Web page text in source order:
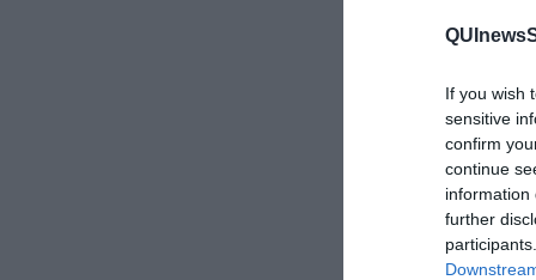
If you wish
sensitive
confirm
continue
information
further